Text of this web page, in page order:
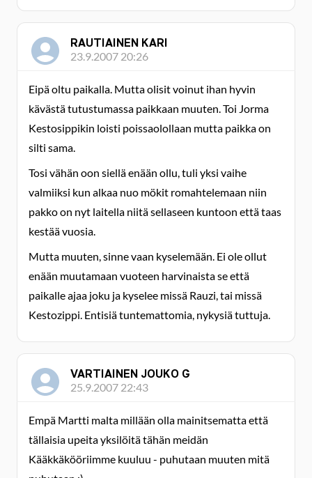
RAUTIAINEN KARI
23.9.2007 20:26
Eipä oltu paikalla. Mutta olisit voinut ihan hyvin
kävästä tutustumassa paikkaan muuten. Toi Jorma
Kestosippikin loisti poissaolollaan mutta paikka on
silti sama.
Tosi vähän oon siellä enään ollu, tuli yksi vaihe
valmiiksi kun alkaa nuo mökit romahtelemaan niin
pakko on nyt laitella niitä sellaseen kuntoon että taas
kestää vuosia.
Mutta muuten, sinne vaan kyselemään. Ei ole ollut
enään muutamaan vuoteen harvinaista se että
paikalle ajaa joku ja kyselee missä Rauzi, tai missä
Kestozippi. Entisiä tuntemattomia, nykysiä tuttuja.
VARTIAINEN JOUKO G
25.9.2007 22:43
Empä Martti malta millään olla mainitsematta että
tällaisia upeita yksilöitä tähän meidän
Kääkkäkööriimme kuuluu - puhutaan muuten mitä